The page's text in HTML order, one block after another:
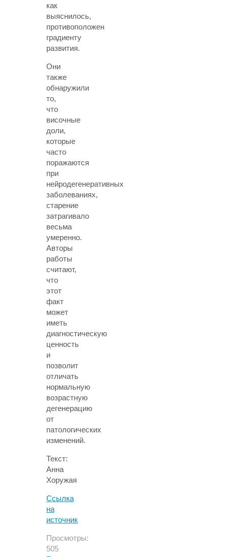
как
выяснилось,
противоположен
градиенту
развития.
Они
также
обнаружили
то,
что
височные
доли,
которые
часто
поражаются
при
нейродегенеративных
заболеваниях,
старение
затрагивало
весьма
умеренно.
Авторы
работы
считают,
что
этот
факт
может
иметь
диагностическую
ценность
и
позволит
отличать
нормальную
возрастную
дегенерацию
от
патологических
изменений.
Текст:
Анна
Хоружая
Ссылка
на
источник
Просмотры:
505